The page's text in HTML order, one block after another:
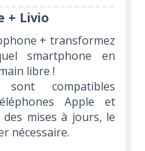
+ Livio
+ transformez
smartphone en
libre !
compatibles
Apple et
mises à jours, le
nécessaire.